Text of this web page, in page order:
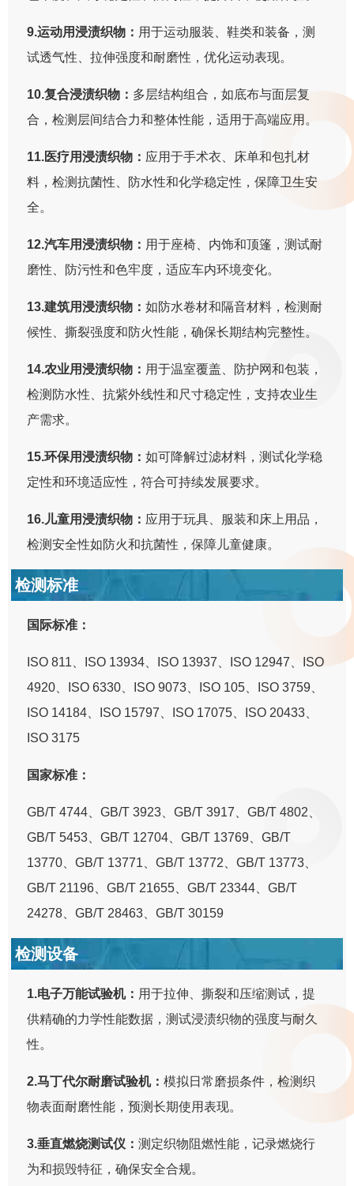
9.运动用浸渍织物： 用于运动服装、鞋类和装备，测
试透气性、拉伸强度和耐磨性，优化运动表现。
10.复合浸渍织物： 多层结构组合，如底布与面层复
合，检测层间结合力和整体性能，适用于高端应用。
11.医疗用浸渍织物： 应用于手术衣、床单和包扎材
料，检测抗菌性、防水性和化学稳定性，保障卫生安
全。
12.汽车用浸渍织物： 用于座椅、内饰和顶篷，测试耐
磨性、防污性和色牢度，适应车内环境变化。
13.建筑用浸渍织物：如防水卷材和隔音材料，检测耐
候性、撕裂强度和防火性能，确保长期结构完整性。
14.农业用浸渍织物： 用于温室覆盖、防护网和包装，
检测防水性、抗紫外线性和尺寸稳定性，支持农业生
产需求。
15.环保用浸渍织物：如可降解过滤材料，测试化学稳
定性和环境适应性，符合可持续发展要求。
16.儿童用浸渍织物： 应用于玩具、服装和床上用品，
检测安全性如防火和抗菌性，保障儿童健康。
检测标准
国际标准：
ISO 811、ISO 13934、ISO 13937、ISO 12947、ISO
4920、ISO 6330、ISO 9073、ISO 105、ISO 3759、
ISO 14184、ISO 15797、ISO 17075、ISO 20433、
ISO 3175
国家标准：
GB/T 4744、GB/T 3923、GB/T 3917、GB/T 4802、
GB/T 5453、GB/T 12704、GB/T 13769、GB/T
13770、GB/T 13771、GB/T 13772、GB/T 13773、
GB/T 21196、GB/T 21655、GB/T 23344、GB/T
24278、GB/T 28463、GB/T 30159
检测设备
1.电子万能试验机： 用于拉伸、撕裂和压缩测试，提
供精确的力学性能数据，测试浸渍织物的强度与耐久
性。
2.马丁代尔耐磨试验机：模拟日常磨损条件，检测织
物表面耐磨性能，预测长期使用表现。
3.垂直燃烧测试仪：测定织物阻燃性能，记录燃烧行
为和损毁特征，确保安全合规。